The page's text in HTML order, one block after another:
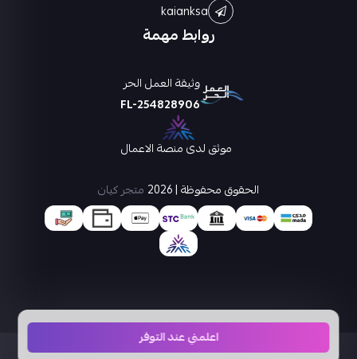
اعلمني عند التوفر
روابط مهمة
kaianksa
وثيقة العمل الحر
FL-254828906
موثق لدى منصة الاعمال
الحقوق محفوظة | 2026
متجر كيان